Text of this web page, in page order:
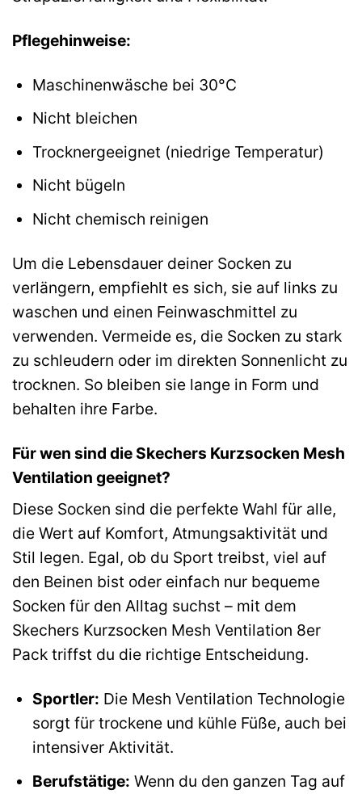
Pflegehinweise:
Maschinenwäsche bei 30°C
Nicht bleichen
Trocknergeeignet (niedrige Temperatur)
Nicht bügeln
Nicht chemisch reinigen
Um die Lebensdauer deiner Socken zu
verlängern, empfiehlt es sich, sie auf links zu
waschen und einen Feinwaschmittel zu
verwenden. Vermeide es, die Socken zu stark
zu schleudern oder im direkten Sonnenlicht zu
trocknen. So bleiben sie lange in Form und
behalten ihre Farbe.
Für wen sind die Skechers Kurzsocken Mesh
Ventilation geeignet?
Diese Socken sind die perfekte Wahl für alle,
die Wert auf Komfort, Atmungsaktivität und
Stil legen. Egal, ob du Sport treibst, viel auf
den Beinen bist oder einfach nur bequeme
Socken für den Alltag suchst – mit dem
Skechers Kurzsocken Mesh Ventilation 8er
Pack triffst du die richtige Entscheidung.
Sportler: Die Mesh Ventilation Technologie
sorgt für trockene und kühle Füße, auch bei
intensiver Aktivität.
Berufstätige: Wenn du den ganzen Tag auf